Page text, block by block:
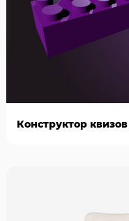
Конструктор